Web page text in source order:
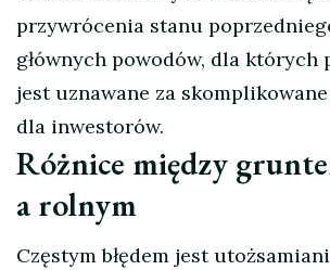
przywrócenia stanu
głównych powodów, dla których
jest uznawane za
dla inwestorów.
Różnice między
a rolnym
Częstym błędem jest